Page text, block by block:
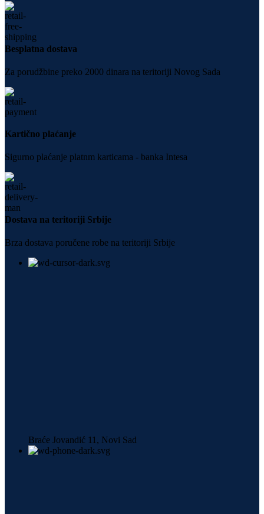
Besplatna dostava
Za porudžbine preko 2000 dinara na teritoriji Novog Sada
Kartično plaćanje
Sigurno plaćanje platnm karticama - banka Intesa
Dostava na teritoriji Srbije
Brza dostava poručene robe na teritoriji Srbije
Braće Jovandić 11, Novi Sad